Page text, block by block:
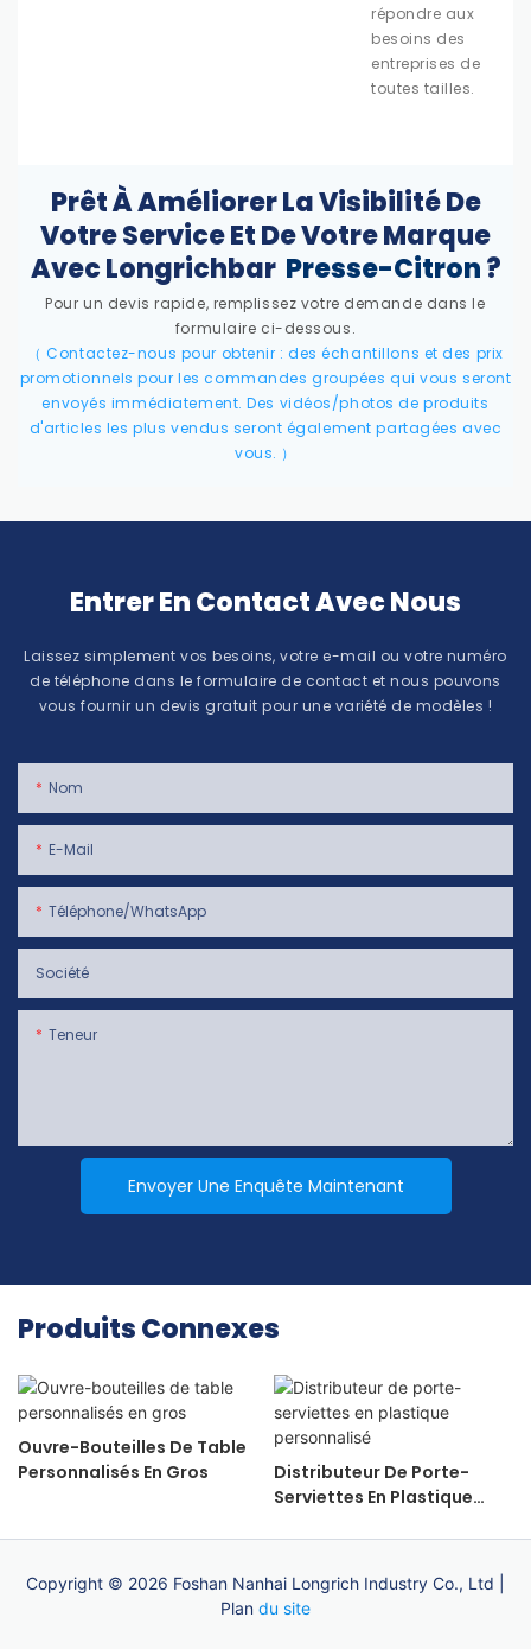
répondre aux
besoins des
entreprises de
toutes tailles.
Prêt À Améliorer La Visibilité De
Votre Service Et De Votre Marque
Avec Longrichbar Presse-Citron?
Pour un devis rapide, remplissez votre demande dans le
formulaire ci-dessous.
（Contactez-nous pour obtenir : des échantillons et des prix
promotionnels pour les commandes groupées qui vous seront
envoyés immédiatement. Des vidéos/photos de produits
d'articles les plus vendus seront également partagées avec
vous. ）
Entrer En Contact Avec Nous
Laissez simplement vos besoins, votre e-mail ou votre numéro
de téléphone dans le formulaire de contact et nous pouvons
vous fournir un devis gratuit pour une variété de modèles !
Nom
E-Mail
Téléphone/WhatsApp
Société
Teneur
Envoyer Une Enquête Maintenant
Produits Connexes
Ouvre-Bouteilles De Table
Personnalisés En Gros
Distributeur De Porte-
Serviettes En Plastique
Copyright © 2026 Foshan Nanhai Longrich Industry Co., Ltd |
Plan du site